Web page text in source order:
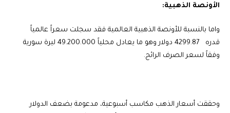
الأونصة الذهبية:
واما بالنسبة للأونصة الذهبية العالمية فقد سجلت سعراً عالمياً
قدره 4299.87 دولار وهو ما يعادل محلياً 49.200.000 ليرة سورية
وفقاً لسعر الصرف الرائج.
وحققت أسعار الذهب مكاسب أسبوعية، مدعومة بضعف الدولار